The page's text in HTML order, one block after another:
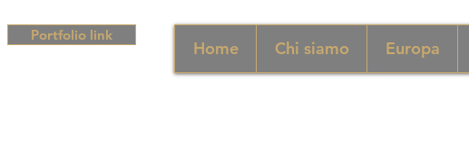
Portfolio link
Home Chi siamo Europa